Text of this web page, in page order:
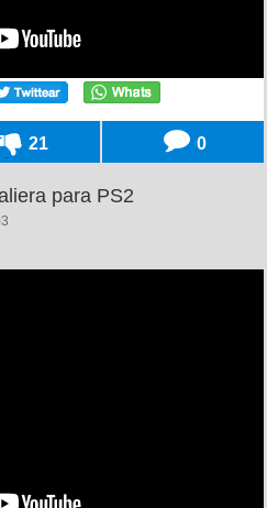
21 0
para PS2